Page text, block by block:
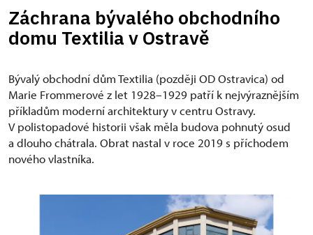
Záchrana bývalého obchodního
domu Textilia v Ostravě
Bývalý obchodní dům Textilia (později OD Ostravica) od
Marie Frommerové z let 1928–1929 patří k nejvýraznějším
příkladům moderní architektury v centru Ostravy.
V polistopadové historii však měla budova pohnutý osud
a dlouho chátrala. Obrat nastal v roce 2019 s příchodem
nového vlastníka.